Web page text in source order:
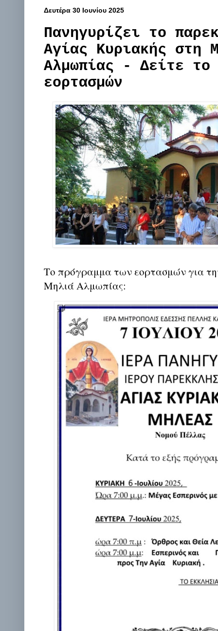
Δευτέρα 30 Ιουνίου 2025
Πανηγυρίζει το
Αγίας Κυριακής στη
Αλμωπίας - Δείτε το
εορτασμών
Το πρόγραμμα των εορτασμών για
Μηλιά Αλμωπίας: